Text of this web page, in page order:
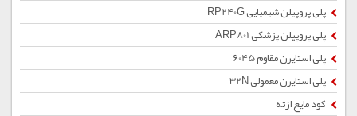
پلی پروپیلن شیمیایی RP240G
پلی پروپیلن پزشکی ARP801
پلی استایرن مقاوم 6045
پلی استایرن معمولی 32N
کود مایع ازته